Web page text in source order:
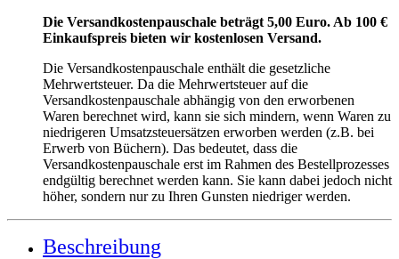
Die Versandkostenpauschale beträgt 5,00 Euro. Ab 100 €
Einkaufspreis bieten wir kostenlosen Versand.
Die Versandkostenpauschale enthält die gesetzliche
Mehrwertsteuer. Da die Mehrwertsteuer auf die
Versandkostenpauschale abhängig von den erworbenen
Waren berechnet wird, kann sie sich mindern, wenn Waren zu
niedrigeren Umsatzsteuersätzen erworben werden (z.B. bei
Erwerb von Büchern). Das bedeutet, dass die
Versandkostenpauschale erst im Rahmen des Bestellprozesses
endgültig berechnet werden kann. Sie kann dabei jedoch nicht
höher, sondern nur zu Ihren Gunsten niedriger werden.
Beschreibung